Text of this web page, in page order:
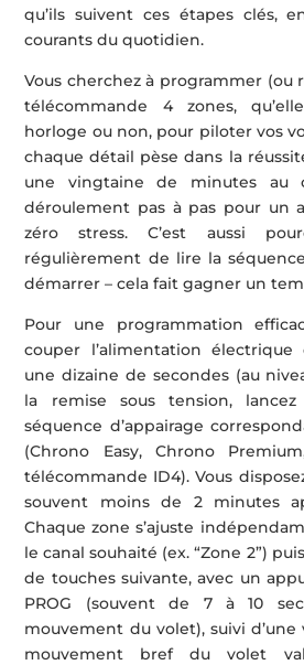
qu’ils suivent ces étapes clés,
courants du quotidien.
Vous cherchez à programmer (ou
télécommande 4 zones,
horloge ou non, pour piloter vos
chaque détail pèse dans la
une vingtaine de minutes au
déroulement pas à pas pour un
zéro stress. C’est aussi
régulièrement de lire la
démarrer – cela fait gagner un
Pour une programmation
couper l’alimentation
une dizaine de secondes (au
la remise sous tension,
séquence d’appairage
(Chrono Easy, Chrono
télécommande ID4). Vous
souvent moins de 2 minutes
Chaque zone s’ajuste
le canal souhaité (ex. “Zone 2”)
de touches suivante, avec un
PROG (souvent de 7 à 10
mouvement du volet), suivi
mouvement bref du volet